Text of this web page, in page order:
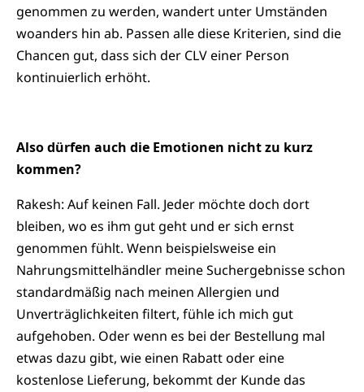
genommen zu werden, wandert unter Umständen
woanders hin ab. Passen alle diese Kriterien, sind die
Chancen gut, dass sich der CLV einer Person
kontinuierlich erhöht.
Also dürfen auch die Emotionen nicht zu kurz
kommen?
Rakesh: Auf keinen Fall. Jeder möchte doch dort
bleiben, wo es ihm gut geht und er sich ernst
genommen fühlt. Wenn beispielsweise ein
Nahrungsmittelhändler meine Suchergebnisse schon
standardmäßig nach meinen Allergien und
Unverträglichkeiten filtert, fühle ich mich gut
aufgehoben. Oder wenn es bei der Bestellung mal
etwas dazu gibt, wie einen Rabatt oder eine
kostenlose Lieferung, bekommt der Kunde das